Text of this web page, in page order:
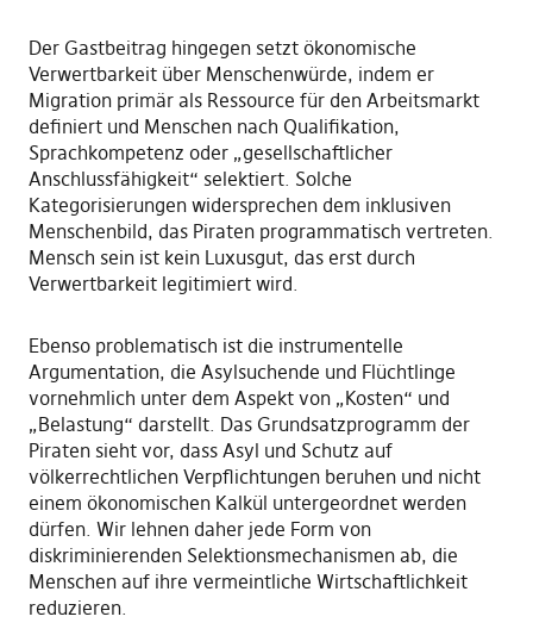
Der Gastbeitrag hingegen setzt ökonomische
Verwertbarkeit über Menschenwürde, indem er
Migration primär als Ressource für den Arbeitsmarkt
definiert und Menschen nach Qualifikation,
Sprachkompetenz oder „gesellschaftlicher
Anschlussfähigkeit“ selektiert. Solche
Kategorisierungen widersprechen dem inklusiven
Menschenbild, das Piraten programmatisch vertreten.
Mensch sein ist kein Luxusgut, das erst durch
Verwertbarkeit legitimiert wird.
Ebenso problematisch ist die instrumentelle
Argumentation, die Asylsuchende und Flüchtlinge
vornehmlich unter dem Aspekt von „Kosten“ und
„Belastung“ darstellt. Das Grundsatzprogramm der
Piraten sieht vor, dass Asyl und Schutz auf
völkerrechtlichen Verpflichtungen beruhen und nicht
einem ökonomischen Kalkül untergeordnet werden
dürfen. Wir lehnen daher jede Form von
diskriminierenden Selektionsmechanismen ab, die
Menschen auf ihre vermeintliche Wirtschaftlichkeit
reduzieren.